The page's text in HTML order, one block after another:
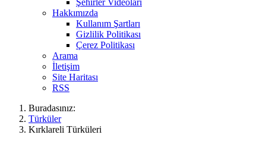
Hakkımızda
Kullanım Şartları
Gizlilik Politikası
Çerez Politikası
Arama
İletişim
Site Haritası
RSS
Buradasınız:
Türküler
Kırklareli Türküleri